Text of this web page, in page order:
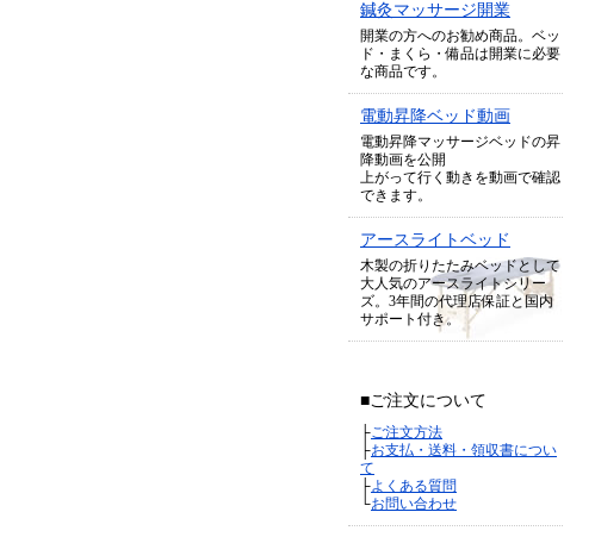
鍼灸マッサージ開業
開業の方へのお勧め商品。ベッ
ド・まくら・備品は開業に必要
な商品です。
電動昇降ベッド動画
電動昇降マッサージベッドの昇
降動画を公開
上がって行く動きを動画で確認
できます。
アースライトベッド
木製の折りたたみベッドとして
大人気のアースライトシリー
ズ。3年間の代理店保証と国内
サポート付き。
■ご注文について
├ご注文方法
├お支払・送料・領収書につい
て
├よくある質問
└お問い合わせ